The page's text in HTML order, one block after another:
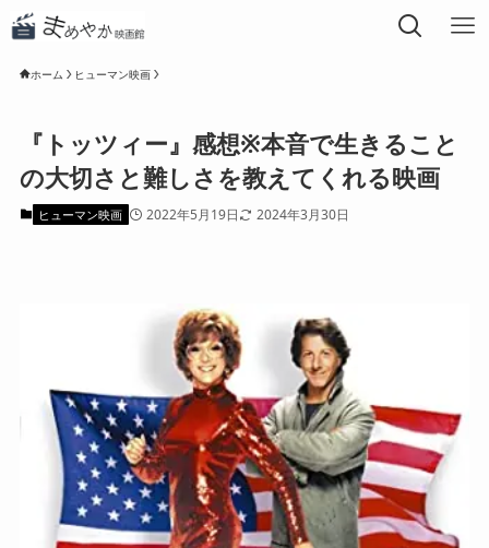
ホーム ヒューマン映画
『トッツィー』感想※本音で生きること
の大切さと難しさを教えてくれる映画
ヒューマン映画 2022年5月19日 2024年3月30日